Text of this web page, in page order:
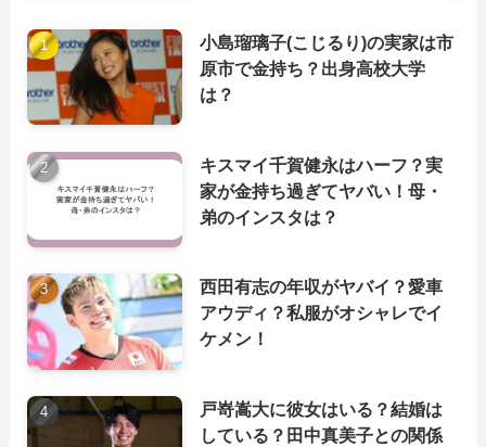
小島瑠璃子(こじるり)の実家は市
原市で金持ち？出身高校大学
は？
キスマイ千賀健永はハーフ？実
家が金持ち過ぎてヤバい！母・
弟のインスタは？
西田有志の年収がヤバイ？愛車
アウディ？私服がオシャレでイ
ケメン！
戸嵜嵩大に彼女はいる？結婚は
している？田中真美子との関係